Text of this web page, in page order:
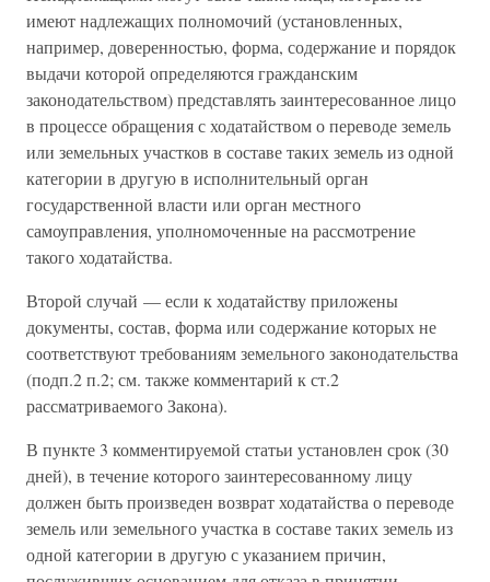
имеют надлежащих полномочий (установленных,
например, доверенностью, форма, содержание и порядок
выдачи которой определяются гражданским
законодательством) представлять заинтересованное лицо
в процессе обращения с ходатайством о переводе земель
или земельных участков в составе таких земель из одной
категории в другую в исполнительный орган
государственной власти или орган местного
самоуправления, уполномоченные на рассмотрение
такого ходатайства.
Второй случай — если к ходатайству приложены
документы, состав, форма или содержание которых не
соответствуют требованиям земельного законодательства
(подп.2 п.2; см. также комментарий к ст.2
рассматриваемого Закона).
В пункте 3 комментируемой статьи установлен срок (30
дней), в течение которого заинтересованному лицу
должен быть произведен возврат ходатайства о переводе
земель или земельного участка в составе таких земель из
одной категории в другую с указанием причин,